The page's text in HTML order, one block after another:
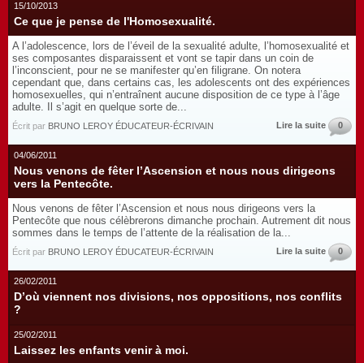
15/10/2013
Ce que je pense de l'Homosexualité.
A l’adolescence, lors de l’éveil de la sexualité adulte, l’homosexualité et
ses composantes disparaissent et vont se tapir dans un coin de
l’inconscient, pour ne se manifester qu’en filigrane. On notera
cependant que, dans certains cas, les adolescents ont des expériences
homosexuelles, qui n’entraînent aucune disposition de ce type à l’âge
adulte. Il s’agit en quelque sorte de...
Écrit par BRUNO LEROY ÉDUCATEUR-ÉCRIVAIN Lire la suite 0
04/06/2011
Nous venons de fêter l’Ascension et nous nous dirigeons
vers la Pentecôte.
Nous venons de fêter l’Ascension et nous nous dirigeons vers la
Pentecôte que nous célèbrerons dimanche prochain. Autrement dit nous
sommes dans le temps de l’attente de la réalisation de la...
Écrit par BRUNO LEROY ÉDUCATEUR-ÉCRIVAIN Lire la suite 0
26/02/2011
D’où viennent nos divisions, nos oppositions, nos conflits
?
25/02/2011
Laissez les enfants venir à moi.